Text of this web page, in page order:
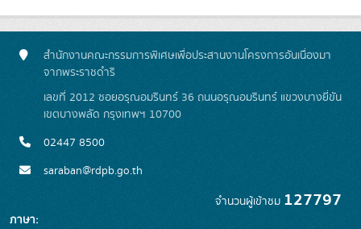
สำนักงานคณะกรรมการพิเศษเพื่อประสานงานโครงการอันเนื่องมา
จากพระราชดำริ
เลขที่ 2012 ซอยอรุณอมรินทร์ 36 ถนนอรุณอมรินทร์ แขวงบางยี่ขัน
เขตบางพลัด กรุงเทพฯ 10700
02447 8500
saraban@rdpb.go.th
จำนวนผู้เข้าชม 127797
ภาษา